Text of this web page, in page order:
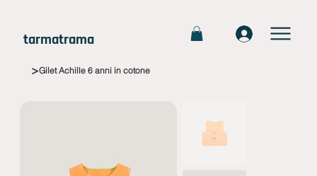
tarmatrama
>Gilet Achille 6 anni in cotone